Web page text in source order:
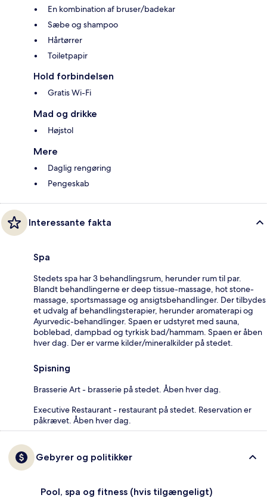
En kombination af bruser/badekar
Sæbe og shampoo
Hårtørrer
Toiletpapir
Hold forbindelsen
Gratis Wi-Fi
Mad og drikke
Højstol
Mere
Daglig rengøring
Pengeskab
Interessante fakta
Spa
Stedets spa har 3 behandlingsrum, herunder rum til par.
Blandt behandlingerne er deep tissue-massage, hot stone-
massage, sportsmassage og ansigtsbehandlinger. Der tilbydes
et udvalg af behandlingsterapier, herunder aromaterapi og
Ayurvedic-behandlinger. Spaen er udstyret med sauna,
boblebad, dampbad og tyrkisk bad/hammam. Spaen er åben
hver dag. Der er varme kilder/mineralkilder på stedet.
Spisning
Brasserie Art - brasserie på stedet. Åben hver dag.
Executive Restaurant - restaurant på stedet. Reservation er
påkrævet. Åben hver dag.
Gebyrer og politikker
Pool, spa og fitness (hvis tilgængeligt)